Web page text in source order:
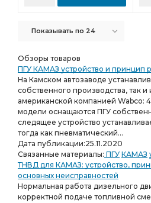
Показывать по 24
Обзоры товаров
ПГУ КАМАЗ устройство и принцип
На Камском автозаводе
собственного производства, так
американской компанией Wabco:
модели оснащаются ПГУ
следящее устройство
тогда как пневматический...
Дата публикации:25.11.2020
Связанные материалы: ПГУ КАМАЗ
ТНВД для КАМАЗ: устройство,
основных неисправностей
Нормальная работа дизельного
корректной подаче топливной